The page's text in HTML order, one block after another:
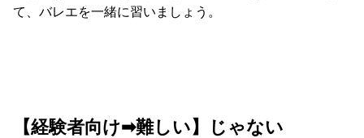
て、バレエを一緒に習いましょう。
【経験者向け➡︎難しい】じゃない